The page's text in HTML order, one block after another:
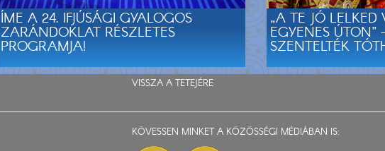
ÍME A 24. IFJÚSÁGI GYALOGOS
ZARÁNDOKLAT RÉSZLETES
PROGRAMJA!
„A TE JÓ LELKED
EGYENES
SZENTELTÉK
VISSZA A TETEJÉRE
KÖVESSEN MINKET A KÖZÖSSÉGI MÉDIÁBAN IS: